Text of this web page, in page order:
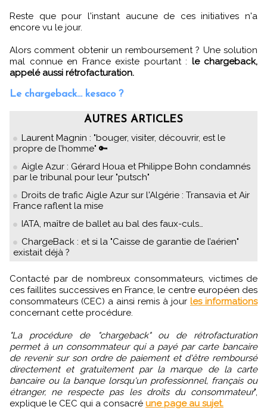
Reste que pour l'instant aucune de ces initiatives n'a
encore vu le jour.
Alors comment obtenir un remboursement ? Une solution
mal connue en France existe pourtant : le chargeback,
appelé aussi rétrofacturation.
Le chargeback... kesaco ?
AUTRES ARTICLES
Laurent Magnin : "bouger, visiter, découvrir, est le
propre de l’homme" 🔑
Aigle Azur : Gérard Houa et Philippe Bohn condamnés
par le tribunal pour leur "putsch"
Droits de trafic Aigle Azur sur l'Algérie : Transavia et Air
France raflent la mise
IATA, maître de ballet au bal des faux-culs…
ChargeBack : et si la "Caisse de garantie de l’aérien"
existait déjà ?
Contacté par de nombreux consommateurs, victimes de
ces faillites successives en France, le centre européen des
consommateurs (CEC) a ainsi remis à jour les informations
concernant cette procédure.
"La procédure de "chargeback" ou de rétrofacturation
permet à un consommateur qui a payé par carte bancaire
de revenir sur son ordre de paiement et d'être remboursé
directement et gratuitement par la marque de la carte
bancaire ou la banque lorsqu'un professionnel, français ou
étranger, ne respecte pas les droits du consommateur",
explique le CEC qui a consacré une page au sujet.